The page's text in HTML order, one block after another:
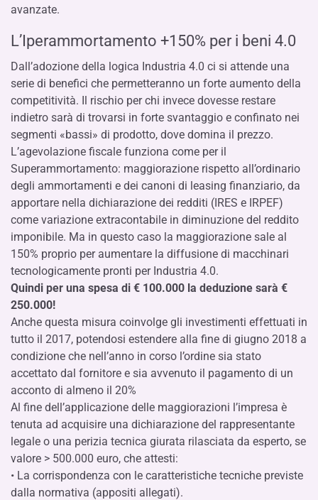
avanzate.
L’Iperammortamento +150% per i beni 4.0
Dall’adozione della logica Industria 4.0 ci si attende una
serie di benefici che permetteranno un forte aumento della
competitività. Il rischio per chi invece dovesse restare
indietro sarà di trovarsi in forte svantaggio e confinato nei
segmenti «bassi» di prodotto, dove domina il prezzo.
L’agevolazione fiscale funziona come per il
Superammortamento: maggiorazione rispetto all’ordinario
degli ammortamenti e dei canoni di leasing finanziario, da
apportare nella dichiarazione dei redditi (IRES e IRPEF)
come variazione extracontabile in diminuzione del reddito
imponibile. Ma in questo caso la maggiorazione sale al
150% proprio per aumentare la diffusione di macchinari
tecnologicamente pronti per Industria 4.0.
Quindi per una spesa di € 100.000 la deduzione sarà €
250.000!
Anche questa misura coinvolge gli investimenti effettuati in
tutto il 2017, potendosi estendere alla fine di giugno 2018 a
condizione che nell’anno in corso l’ordine sia stato
accettato dal fornitore e sia avvenuto il pagamento di un
acconto di almeno il 20%
Al fine dell’applicazione delle maggiorazioni l’impresa è
tenuta ad acquisire una dichiarazione del rappresentante
legale o una perizia tecnica giurata rilasciata da esperto, se
valore > 500.000 euro, che attesti:
• La corrispondenza con le caratteristiche tecniche previste
dalla normativa (appositi allegati).